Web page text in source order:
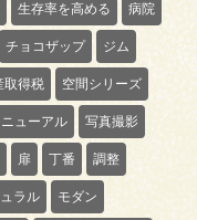
生存率を高める 病院
チョコザップ ジム
取得税 空間シリーズ
ニューアル 写真撮影
扉 丁番 調整
ラル モダン